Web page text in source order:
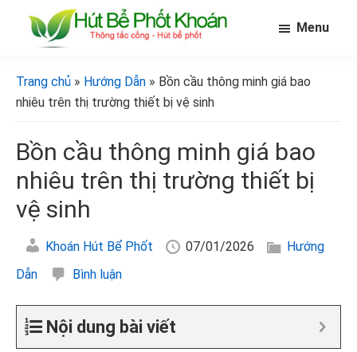
phốt
khoán]
bể
phốt
Menu
Trang chủ » Hướng Dẫn » Bồn cầu thông minh giá bao
nhiêu trên thị trường thiết bị vệ sinh
Bồn cầu thông minh giá bao
nhiêu trên thị trường thiết bị
vệ sinh
Khoán Hút Bể Phốt 07/01/2026
Hướng
Dẫn
Bình luận
Nội dung bài viết